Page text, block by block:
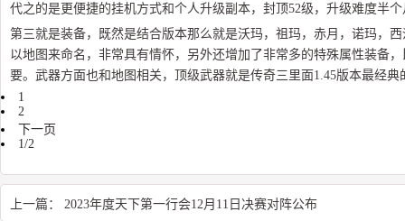
代之的是更便捷的挂机方式和个人升级副本，封顶52级，升级难度半
第三就是装备，既然是结合版本那么就是沃玛，祖玛，赤月，诺玛，
以地图来命名，非常具有情怀，另外还增加了非常多的特殊属性装备
要。武器方面也和地图相关，顶级武器就是传奇三里面1.45版本最经
1
2
下一页
1/2
上一篇： 2023年度天下第一行会12月11日决赛对阵公布